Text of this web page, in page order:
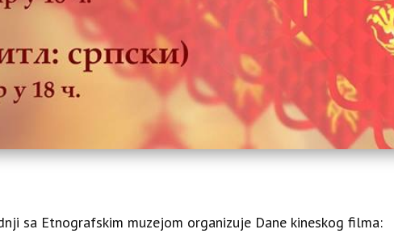
sa Etnografskim muzejom organizuje Dane kineskog filma: